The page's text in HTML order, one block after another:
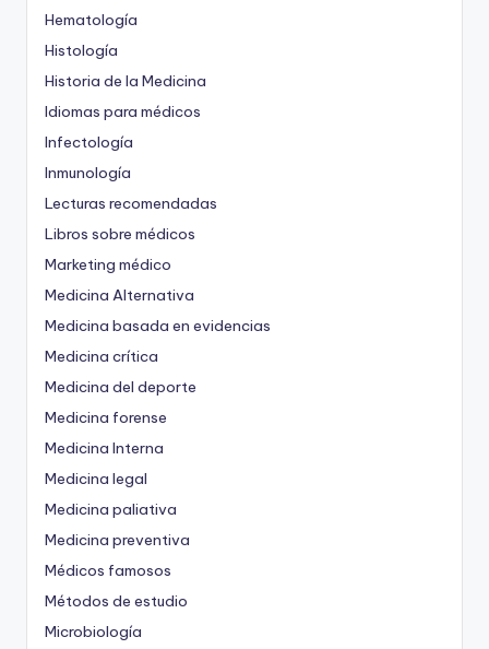
Hematología
Histología
Historia de la Medicina
Idiomas para médicos
Infectología
Inmunología
Lecturas recomendadas
Libros sobre médicos
Marketing médico
Medicina Alternativa
Medicina basada en evidencias
Medicina crítica
Medicina del deporte
Medicina forense
Medicina Interna
Medicina legal
Medicina paliativa
Medicina preventiva
Médicos famosos
Métodos de estudio
Microbiología